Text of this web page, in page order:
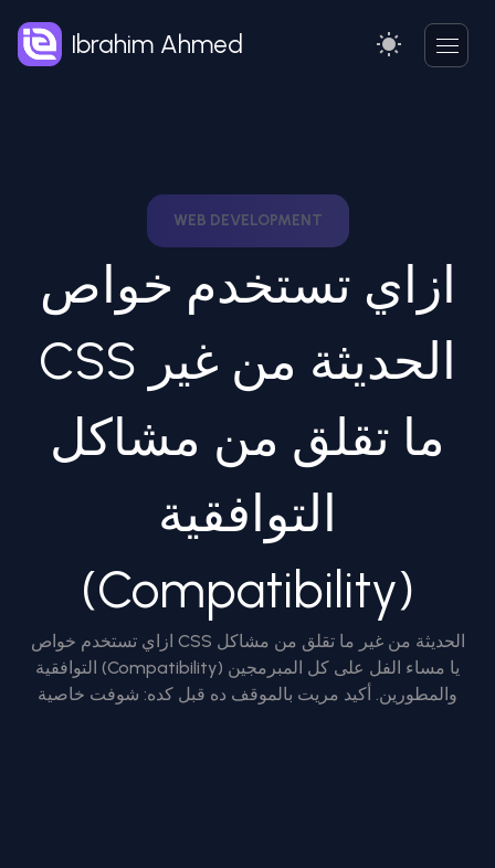
Ibrahim Ahmed
WEB DEVELOPMENT
ازاي تستخدم خواص
CSS الحديثة من غير
ما تقلق من مشاكل
التوافقية
(Compatibility)
ازاي تستخدم خواص CSS الحديثة من غير ما تقلق من مشاكل
التوافقية (Compatibility) يا مساء الفل على كل المبرمجين
والمطورين. أكيد مريت بالموقف ده قبل كده: شوفت خاصية